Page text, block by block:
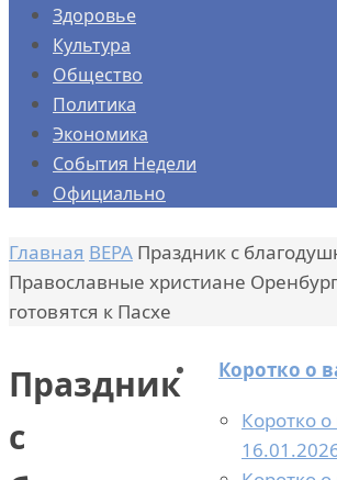
Здоровье
Культура
Общество
Политика
Экономика
События Недели
Официально
Главная ВЕРА Праздник с
Православные христиане
готовятся к Пасхе
Праздник
с
Коротко о
Коротко